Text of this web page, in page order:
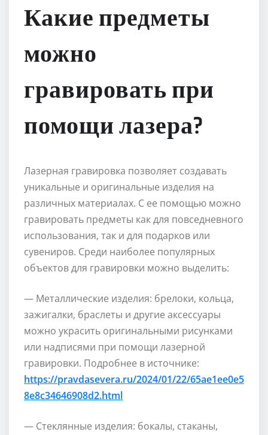
Какие предметы
можно
гравировать при
помощи лазера?
Лазерная гравировка позволяет создавать
уникальные и оригинальные изделия на
различных материалах. С ее помощью можно
гравировать предметы как для повседневного
использования, так и для подарков или
сувениров. Среди наиболее популярных
объектов для гравировки можно выделить:
— Металлические изделия: брелоки, кольца,
зажигалки, браслеты и другие аксессуары
можно украсить оригинальными рисунками
или надписями при помощи лазерной
гравировки. Подробнее в источнике:
https://pravdasevera.ru/2024/01/22/65ae1ee0e5
8e8c34646908d2.html
— Стеклянные изделия: бокалы, стаканы,